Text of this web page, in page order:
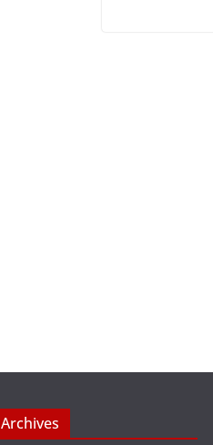
Archives